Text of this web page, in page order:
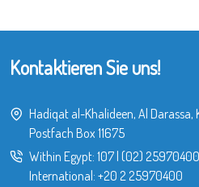
Kontaktieren Sie uns!
Hadiqat al-Khalideen, Al Darassa,
Postfach Box 11675
Within Egypt: 107| (02) 25970400
International: +20 2 25970400